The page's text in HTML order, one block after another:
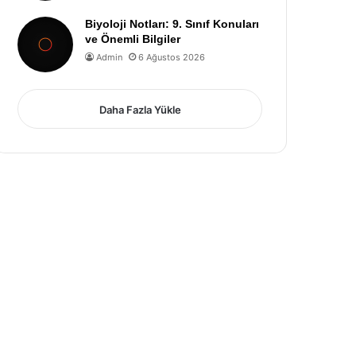
Biyoloji Notları: 9. Sınıf Konuları
ve Önemli Bilgiler
Admin 6 Ağustos 2026
Daha Fazla Yükle